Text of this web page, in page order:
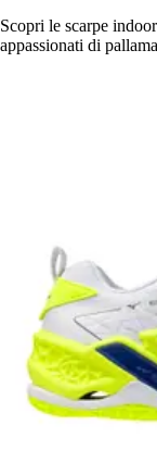
Scopri le scarpe
appassionati di